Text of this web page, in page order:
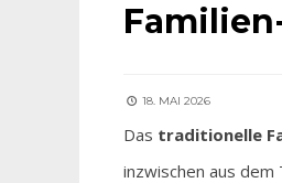
18. MAI 2026
Das traditionelle
inzwischen aus